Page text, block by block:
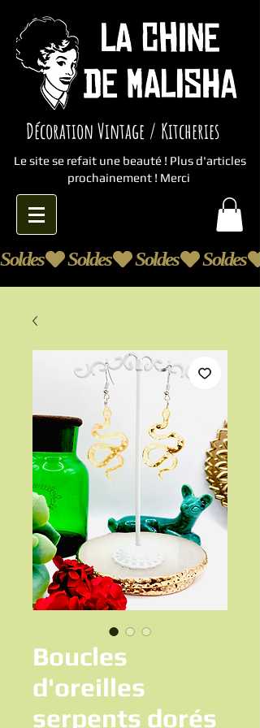
Décoration Vintage / Kitcheries
Le site se refait une beauté ! Plus d'articles
prochainement ! Merci
Soldes
Boucles
d'oreilles
serpents dorés